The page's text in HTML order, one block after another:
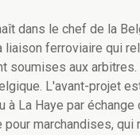
dans le chef de la
ferroviaire qui
soumises aux
L'avant-projet
à La Haye par
pour marchandises,